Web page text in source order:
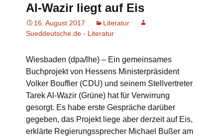
Al-Wazir liegt auf Eis
16. August 2017
Literatur
Sueddeutsche.de - Literatur
Wiesbaden (dpa/lhe) – Ein gemeinsames
Buchprojekt von Hessens Ministerpräsident
Volker Bouffier (CDU) und seinem Stellvertreter
Tarek Al-Wazir (Grüne) hat für Verwirrung
gesorgt. Es habe erste Gespräche darüber
gegeben, das Projekt liege aber derzeit auf Eis,
erklärte Regierungssprecher Michael Bußer am